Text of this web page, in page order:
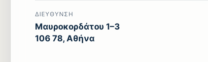
ΔΙΕΎΘΥΝΣΗ
Μαυροκορδάτου 1–3
106 78, Αθήνα